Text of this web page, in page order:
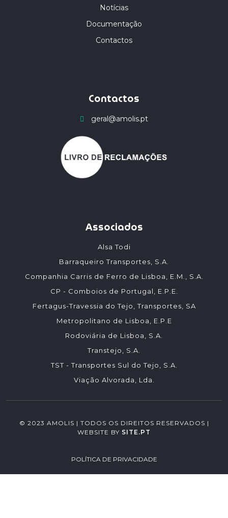
Notícias
Documentação
Contactos
Contactos
geral@amolis.pt
Associados
Alsa Todi
Barraqueiro Transportes, S.A.
Companhia Carris de Ferro de Lisboa, E.M., S.A.
CP - Comboios de Portugal, E.P.E.
Fertagus-Travessia do Tejo, Transportes, SA
Metropolitano de Lisboa, E.P.E
Rodoviária de Lisboa, S.A.
Transtejo, S.A.
TST - Transportes Sul do Tejo, S.A.
Viação Alvorada, Lda.
© 2023 AMOLIS | TODOS OS DIREITOS RESERVADOS |
WEBSITE BY SITE.PT
POLÍTICA DE PRIVACIDADE